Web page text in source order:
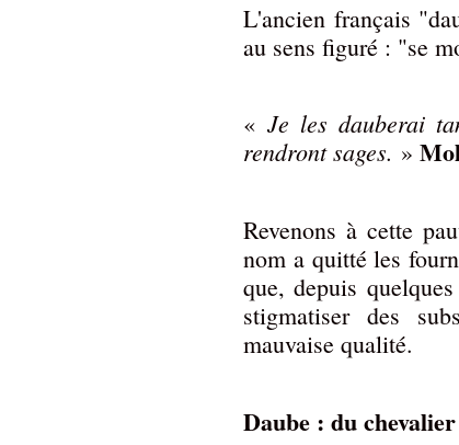
L'ancien français
au sens figuré : "se
« Je les dauberai
rendront sages. »
Revenons à cette
nom a quitté les
que, depuis
stigmatiser des
mauvaise qualité.
Daube : du